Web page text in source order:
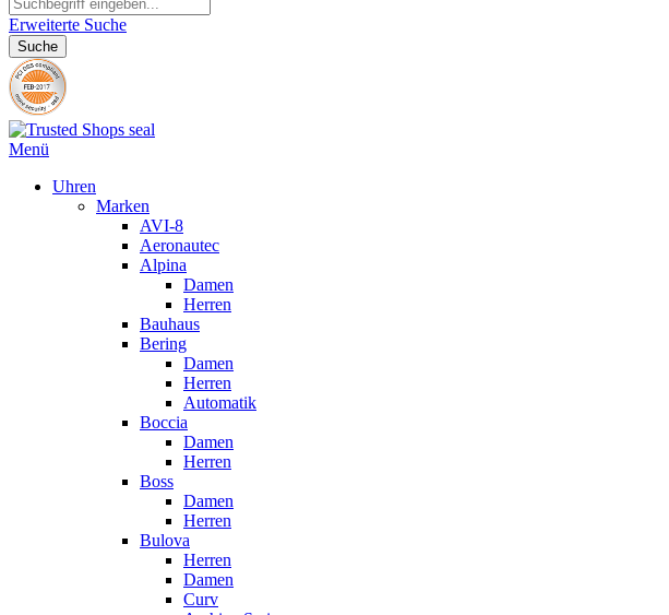
Erweiterte Suche
Suche
Menü
Uhren
Marken
AVI-8
Aeronautec
Alpina
Damen
Herren
Bauhaus
Bering
Damen
Herren
Automatik
Boccia
Damen
Herren
Boss
Damen
Herren
Bulova
Herren
Damen
Curv